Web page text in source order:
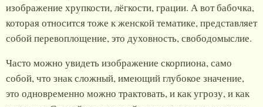
изображение хрупкости, лёгкости, грации. А вот бабочка,
которая относится тоже к женской тематике, представляет
собой перевоплощение, это духовность, свободомыслие.
Часто можно увидеть изображение скорпиона, само
собой, что знак сложный, имеющий глубокое значение,
это одновременно можно трактовать, и как угрозу, и как